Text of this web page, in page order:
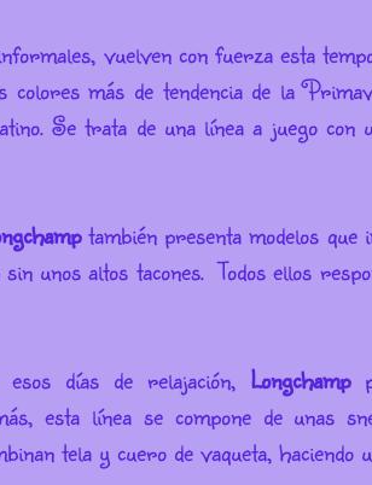
vuelven con fuerza esta
colores más de tendencia de la
Se trata de una línea a juego
también presenta modelos que
unos altos tacones. Todos ellos
días de relajación, Longchamp
esta línea se compone de unas
tela y cuero de vaqueta,